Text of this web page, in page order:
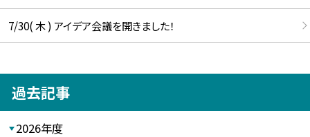
7/30( 木 ) アイデア会議を開きました！
過去記事
2026年度